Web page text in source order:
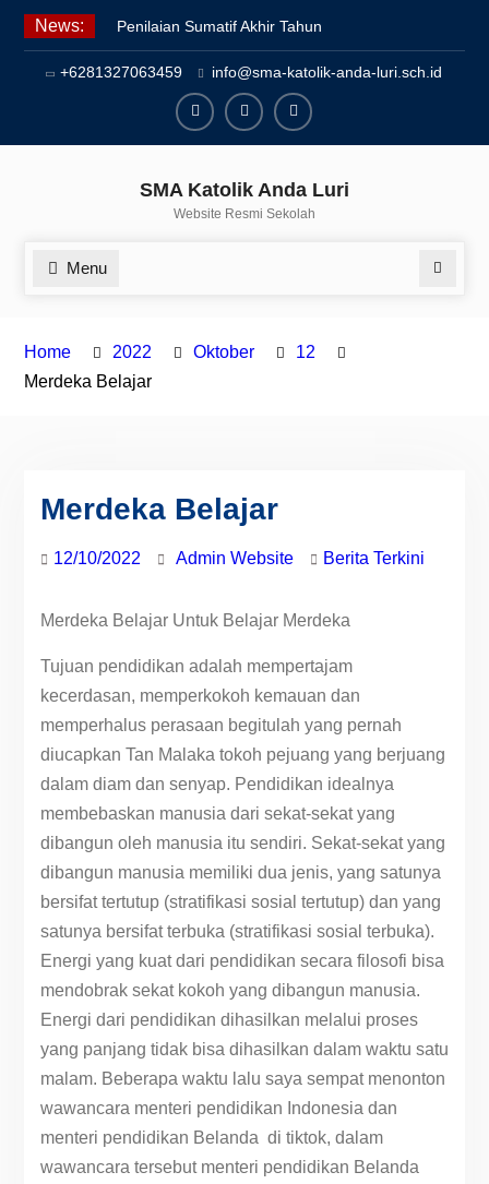
Skip
content
News:
Penilaian Sumatif Akhir Tahun
Semester Genap 2025/2026
Pengumuman Kelulusan Siswa
Kelas XII SMAK Anda Luri
Pelantikan Pengurus Osis SMAK
+6281327063459 info@sma-katolik-anda-luri.sch.id
FacebookYoutubeInstagram
SMA Katolik Anda Luri
Website Resmi Sekolah
Menu
Home 2022 Oktober
12
Merdeka Belajar
Merdeka Belajar
12/10/2022 Admin Website Berita Terkini
Merdeka Belajar Untuk Belajar Merdeka
Tujuan pendidikan adalah mempertajam
kecerdasan, memperkokoh kemauan dan
memperhalus perasaan begitulah yang pernah
diucapkan Tan Malaka tokoh pejuang yang berjuang
dalam diam dan senyap. Pendidikan idealnya
membebaskan manusia dari sekat-sekat yang
dibangun oleh manusia itu sendiri. Sekat-sekat yang
dibangun manusia memiliki dua jenis, yang satunya
bersifat tertutup (stratifikasi sosial tertutup) dan yang
satunya bersifat terbuka (stratifikasi sosial terbuka).
Energi yang kuat dari pendidikan secara filosofi bisa
mendobrak sekat kokoh yang dibangun manusia.
Energi dari pendidikan dihasilkan melalui proses
yang panjang tidak bisa dihasilkan dalam waktu satu
malam. Beberapa waktu lalu saya sempat menonton
wawancara menteri pendidikan Indonesia dan
menteri pendidikan Belanda di tiktok, dalam
wawancara tersebut menteri pendidikan Belanda